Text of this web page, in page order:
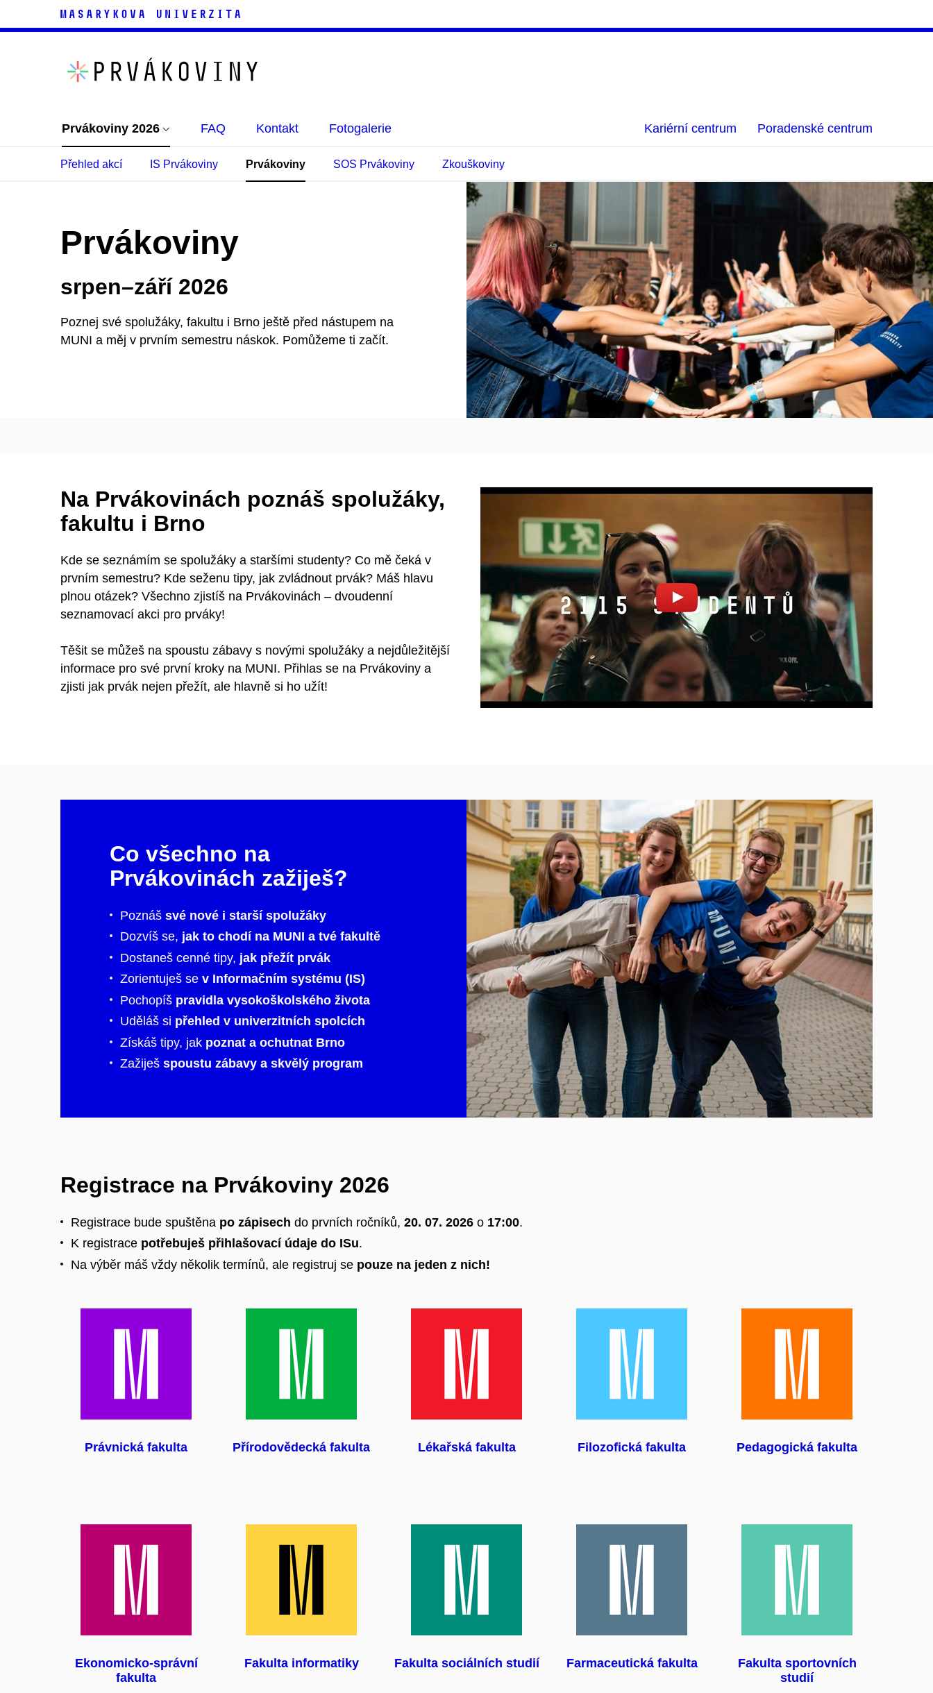
Prvákoviny 2026 FAQ Kontakt Fotogalerie Kariérní centrum Poradenské centrum
Přehled akcí IS Prvákoviny Prvákoviny SOS Prvákoviny Zkouškoviny
Prvákoviny
srpen–⁠září 2026
Poznej své spolužáky, fakultu i Brno ještě před nástupem na
MUNI a měj v prvním semestru náskok. Pomůžeme ti začít.
Na Prvákovinách poznáš spolužáky,
fakultu i Brno
Kde se seznámím se spolužáky a staršími studenty? Co mě čeká v
prvním semestru? Kde seženu tipy, jak zvládnout prvák? Máš hlavu
plnou otázek? Všechno zjistíš na Prvákovinách – dvoudenní
seznamovací akci pro prváky!
Těšit se můžeš na spoustu zábavy s novými spolužáky a nejdůležitější
informace pro své první kroky na MUNI. Přihlas se na Prvákoviny a
zjisti jak prvák nejen přežít, ale hlavně si ho užít!
Povolit cookies a přehrát Otevřít na youtube.com
Co všechno na
Prvákovinách zažiješ?
Poznáš své nové i starší spolužáky
Dozvíš se, jak to chodí na MUNI a tvé fakultě
Dostaneš cenné tipy, jak přežít prvák
Zorientuješ se v Informačním systému (IS)
Pochopíš pravidla vysokoškolského života
Uděláš si přehled v univerzitních spolcích
Získáš tipy, jak poznat a ochutnat Brno
Zažiješ spoustu zábavy a skvělý program
Registrace na Prvákoviny 2026
Registrace bude spuštěna po zápisech do prvních ročníků, 20. 07. 2026 o 17:00.
K registrace potřebuješ přihlašovací údaje do ISu.
Na výběr máš vždy několik termínů, ale registruj se pouze na jeden z nich!
Právnická fakulta Přírodovědecká fakulta Lékařská fakulta Filozofická fakulta Pedagogická fakulta
Ekonomicko-správní
fakulta
Fakulta informatiky Fakulta sociálních studií Farmaceutická fakulta
Fakulta sportovních
studií